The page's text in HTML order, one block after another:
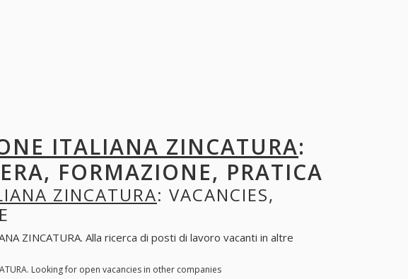
ITALIANA ZINCATURA:
FORMAZIONE, PRATICA
ZINCATURA: VACANCIES,
ZINCATURA. Alla ricerca di posti di lavoro vacanti in altre
Looking for open vacancies in other companies